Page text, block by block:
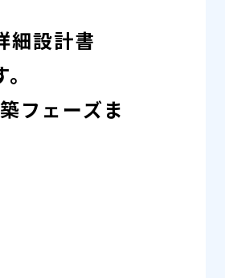
細設計書
フェーズま